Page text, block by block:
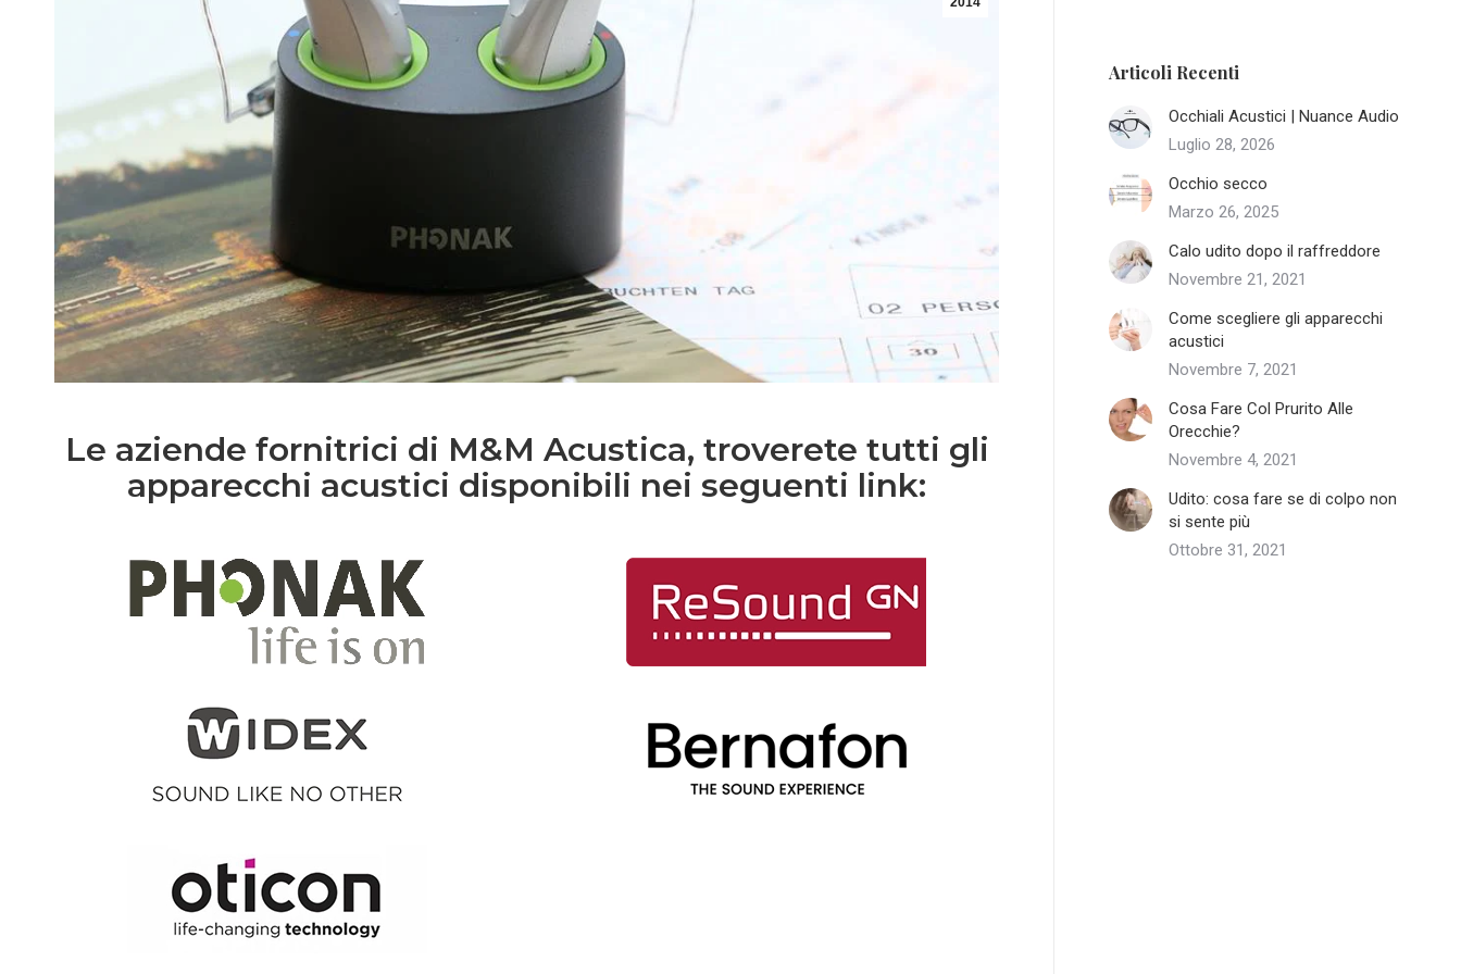
Le aziende fornitrici di M&M Acustica, troverete tutti gli
apparecchi acustici disponibili nei seguenti link:
Articoli Recenti
Occhiali Acustici | Nuance Audio
Luglio 28, 2026
Occhio secco
Marzo 26, 2025
Calo udito dopo il raffreddore
Novembre 21, 2021
Come scegliere gli apparecchi
acustici
Novembre 7, 2021
Cosa Fare Col Prurito Alle
Orecchie?
Novembre 4, 2021
Udito: cosa fare se di colpo non
si sente più
Ottobre 31, 2021